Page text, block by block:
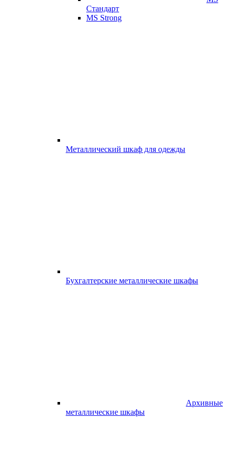
Стандарт
MS Strong
Металлический шкаф для одежды
Бухгалтерские металлические шкафы
Архивные
металлические шкафы